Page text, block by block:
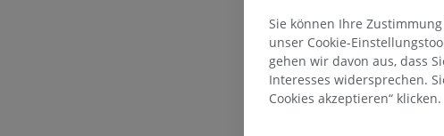
Sie können Ihre
unser Cookie-
gehen wir davon aus, dass
Interesses widersprechen.
Cookies akzeptieren“ klicken.